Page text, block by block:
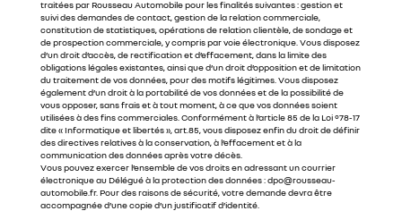
traitées par Rousseau Automobile pour les finalités suivantes : gestion et
suivi des demandes de contact, gestion de la relation commerciale,
constitution de statistiques, opérations de relation clientèle, de sondage et
de prospection commerciale, y compris par voie électronique. Vous disposez
d’un droit d’accès, de rectification et d’effacement, dans la limite des
obligations légales existantes, ainsi que d’un droit d’opposition et de limitation
du traitement de vos données, pour des motifs légitimes. Vous disposez
également d’un droit à la portabilité de vos données et de la possibilité de
vous opposer, sans frais et à tout moment, à ce que vos données soient
utilisées à des fins commerciales. Conformément à l’article 85 de la Loi °78-17
dite « Informatique et libertés », art.85, vous disposez enfin du droit de définir
des directives relatives à la conservation, à l’effacement et à la
communication des données après votre décès.
Vous pouvez exercer l’ensemble de vos droits en adressant un courrier
électronique au Délégué à la protection des données : dpo@rousseau-
automobile.fr. Pour des raisons de sécurité, votre demande devra être
accompagnée d’une copie d’un justificatif d’identité.